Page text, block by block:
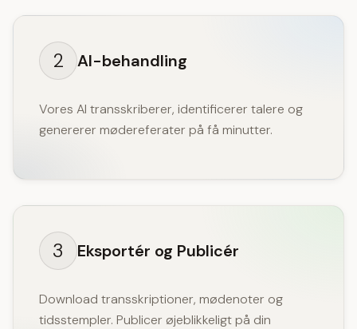
2 AI-behandling
Vores AI transskriberer, identificerer talere og
genererer mødereferater på få minutter.
3 Eksportér og Publicér
Download transskriptioner, mødenoter og
tidsstempler. Publicer øjeblikkeligt på din